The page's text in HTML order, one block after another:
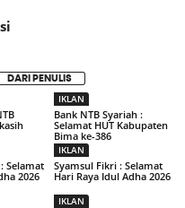
DARI PENULIS
IKLAN
Bank NTB Syariah :
Selamat HUT Kabupaten
Bima ke-386
Selamat
2026
IKLAN
Syamsul Fikri : Selamat
Hari Raya Idul Adha 2026
IKLAN